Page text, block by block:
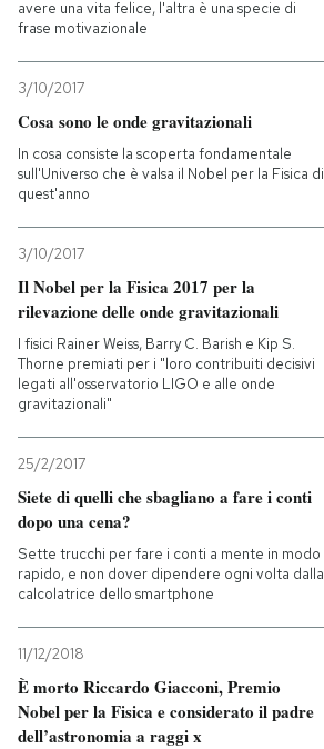
avere una vita felice, l'altra è una specie di
frase motivazionale
3/10/2017
Cosa sono le onde gravitazionali
In cosa consiste la scoperta fondamentale
sull'Universo che è valsa il Nobel per la Fisica di
quest'anno
3/10/2017
Il Nobel per la Fisica 2017 per la
rilevazione delle onde gravitazionali
I fisici Rainer Weiss, Barry C. Barish e Kip S.
Thorne premiati per i "loro contribuiti decisivi
legati all'osservatorio LIGO e alle onde
gravitazionali"
25/2/2017
Siete di quelli che sbagliano a fare i conti
dopo una cena?
Sette trucchi per fare i conti a mente in modo
rapido, e non dover dipendere ogni volta dalla
calcolatrice dello smartphone
11/12/2018
È morto Riccardo Giacconi, Premio
Nobel per la Fisica e considerato il padre
dell’astronomia a raggi x